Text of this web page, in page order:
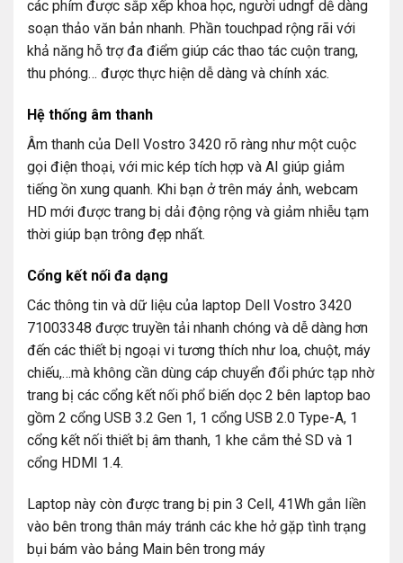
các phím được sắp xếp khoa học, người udngf dễ dàng
soạn thảo văn bản nhanh. Phần touchpad rộng rãi với
khả năng hỗ trợ đa điểm giúp các thao tác cuộn trang,
thu phóng… được thực hiện dễ dàng và chính xác.
Hệ thống âm thanh
Âm thanh của Dell Vostro 3420 rõ ràng như một cuộc
gọi điện thoại, với mic kép tích hợp và AI giúp giảm
tiếng ồn xung quanh. Khi bạn ở trên máy ảnh, webcam
HD mới được trang bị dải động rộng và giảm nhiễu tạm
thời giúp bạn trông đẹp nhất.
Cổng kết nối đa dạng
Các thông tin và dữ liệu của laptop Dell Vostro 3420
71003348 được truyền tải nhanh chóng và dễ dàng hơn
đến các thiết bị ngoại vi tương thích như loa, chuột, máy
chiếu,…mà không cần dùng cáp chuyển đổi phức tạp nhờ
trang bị các cổng kết nối phổ biến dọc 2 bên laptop bao
gồm 2 cổng USB 3.2 Gen 1, 1 cổng USB 2.0 Type-A, 1
cổng kết nối thiết bị âm thanh, 1 khe cắm thẻ SD và 1
cổng HDMI 1.4.
Laptop này còn được trang bị pin 3 Cell, 41Wh gắn liền
vào bên trong thân máy tránh các khe hở gặp tình trạng
bụi bám vào bảng Main bên trong máy